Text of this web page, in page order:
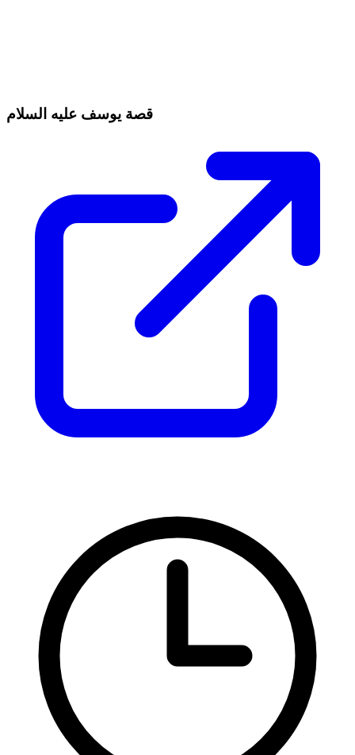
قصة يوسف عليه السلام